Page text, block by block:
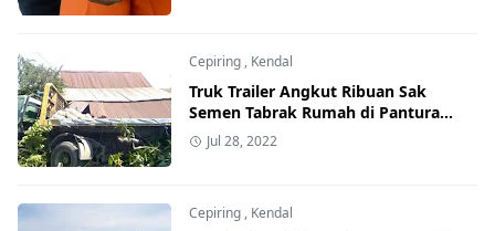
Cepiring, Kendal
Truk Trailer Angkut Ribuan Sak
Semen Tabrak Rumah di Pantura
Cepiring Kendal
Jul 28, 2022
Cepiring, Kendal